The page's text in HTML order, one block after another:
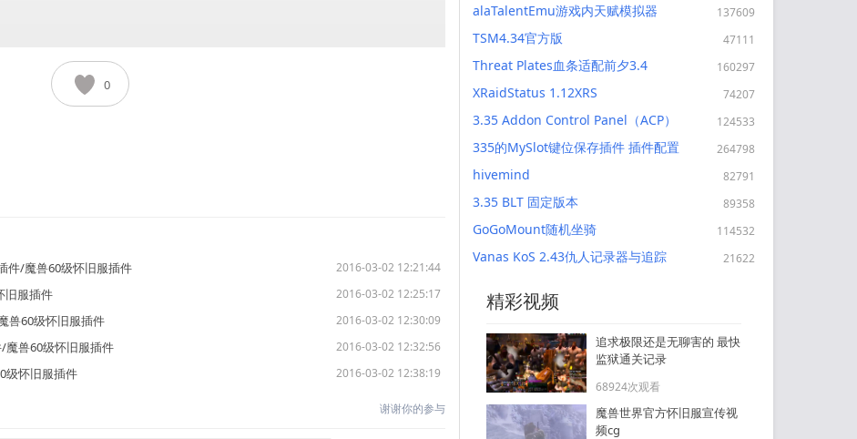
0
件/魔兽60级怀旧服插件 2016-03-02 12:21:44
旧服插件 2016-03-02 12:25:17
兽60级怀旧服插件 2016-03-02 12:30:09
魔兽60级怀旧服插件 2016-03-02 12:32:56
级怀旧服插件 2016-03-02 12:38:19
谢谢你的参与
alaTalentEmu游戏内天赋模拟器
137609
TSM4.34官方版
TradeSkillMaster4.34
47111
Threat Plates血条适配前夕3.4 160297
XRaidStatus 1.12XRS 74207
3.35 Addon Control Panel（ACP）
插件管理
124533
335的MySlot键位保存插件 插件配置
云分享导入导出插件
264798
hivemind 82791
3.35 BLT 固定版本 89358
GoGoMount随机坐骑 114532
Vanas KoS 2.43仇人记录器与追踪 21622
精彩视频
追求极限还是无聊害的 最快
监狱通关记录
68924次观看
魔兽世界官方怀旧服宣传视
频cg